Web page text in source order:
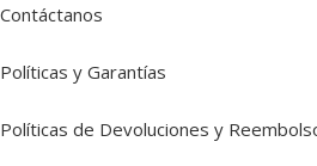
Contáctanos
Políticas y Garantías
Políticas de Devoluciones y